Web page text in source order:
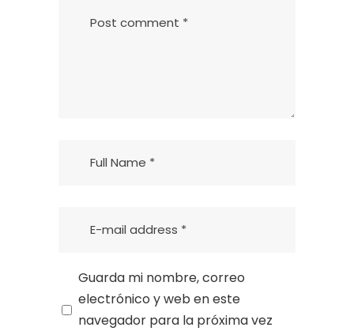
Guarda mi nombre, correo
electrónico y web en este
navegador para la próxima vez